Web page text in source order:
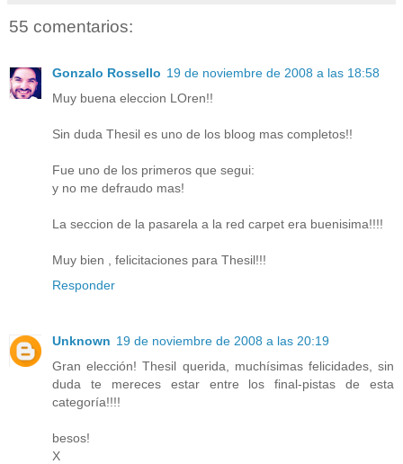
55 comentarios:
Gonzalo Rossello 19 de noviembre de 2008 a las 18:58
Muy buena eleccion LOren!!
Sin duda Thesil es uno de los bloog mas completos!!
Fue uno de los primeros que segui:
y no me defraudo mas!
La seccion de la pasarela a la red carpet era buenisima!!!!
Muy bien , felicitaciones para Thesil!!!
Responder
Unknown 19 de noviembre de 2008 a las 20:19
Gran elección! Thesil querida, muchísimas felicidades, sin
duda te mereces estar entre los final-pistas de esta
categoría!!!!
besos!
X